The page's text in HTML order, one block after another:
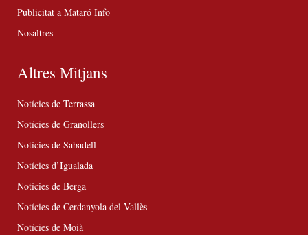
Publicitat a Mataró Info
Nosaltres
Altres Mitjans
Notícies de Terrassa
Notícies de Granollers
Notícies de Sabadell
Notícies d’Igualada
Notícies de Berga
Notícies de Cerdanyola del Vallès
Notícies de Moià